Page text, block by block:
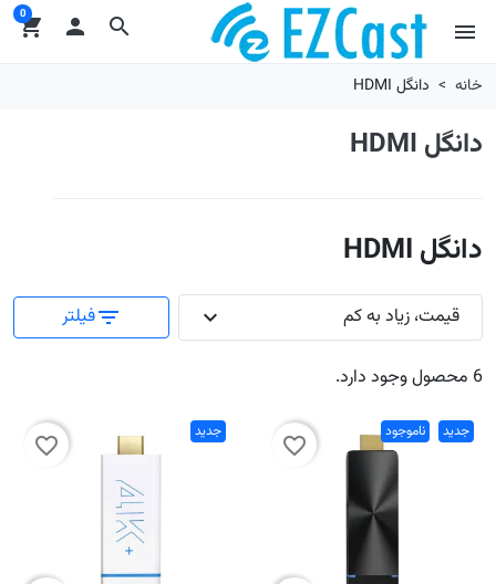
search menu

shopping_cart
0
خانه دانگل HDMI
دانگل HDMI
دانگل HDMI
6 محصول وجود دارد.
قیمت، زیاد به کم expand_more
filter_listفیلتر
جدید ناموجود
favorite_border
جدید
favorite_border